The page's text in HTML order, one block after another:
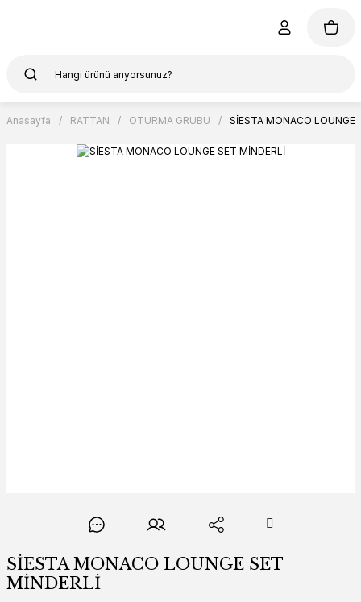
Anasayfa RATTAN OTURMA GRUBU SİESTA MONACO LOUNGE
SİESTA MONACO LOUNGE SET
MİNDERLİ